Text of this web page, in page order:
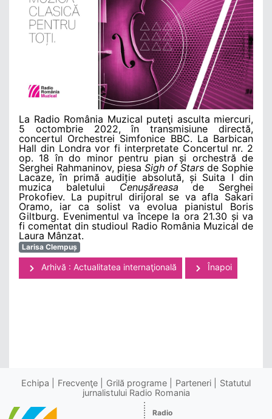
La Radio România Muzical puteţi asculta miercuri,
5 octombrie 2022, în transmisiune directă,
concertul Orchestrei Simfonice BBC. La Barbican
Hall din Londra vor fi interpretate Concertul nr. 2
op. 18 în do minor pentru pian și orchestră de
Serghei Rahmaninov, piesa Sigh of Stars de Sophie
Lacaze, în primă audiție absolută, și Suita I din
muzica baletului Cenușăreasa de Serghei
Prokofiev. La pupitrul dirijoral se va afla Sakari
Oramo, iar ca solist va evolua pianistul Boris
Giltburg. Evenimentul va începe la ora 21.30 și va
fi comentat din studioul Radio România Muzical de
Laura Mânzat.
Larisa Clempuș
Arhivă : Actualitatea internaţională Înapoi
Echipa Frecvenţe Grilă programe Parteneri
Statutul
jurnalistului Radio Romania
Radio